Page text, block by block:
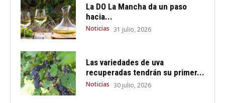
La DO La Mancha da un paso
hacia...
Noticias 31 julio, 2026
Las variedades de uva
recuperadas tendrán su primer...
Noticias 30 julio, 2026